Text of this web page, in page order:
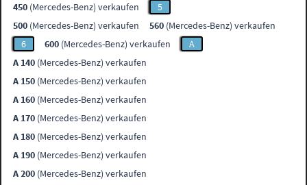
450 (Mercedes-Benz) verkaufen
5
500 (Mercedes-Benz) verkaufen 560 (Mercedes-Benz) verkaufen
6
600 (Mercedes-Benz) verkaufen
A
A 140 (Mercedes-Benz) verkaufen
A 150 (Mercedes-Benz) verkaufen
A 160 (Mercedes-Benz) verkaufen
A 170 (Mercedes-Benz) verkaufen
A 180 (Mercedes-Benz) verkaufen
A 190 (Mercedes-Benz) verkaufen
A 200 (Mercedes-Benz) verkaufen